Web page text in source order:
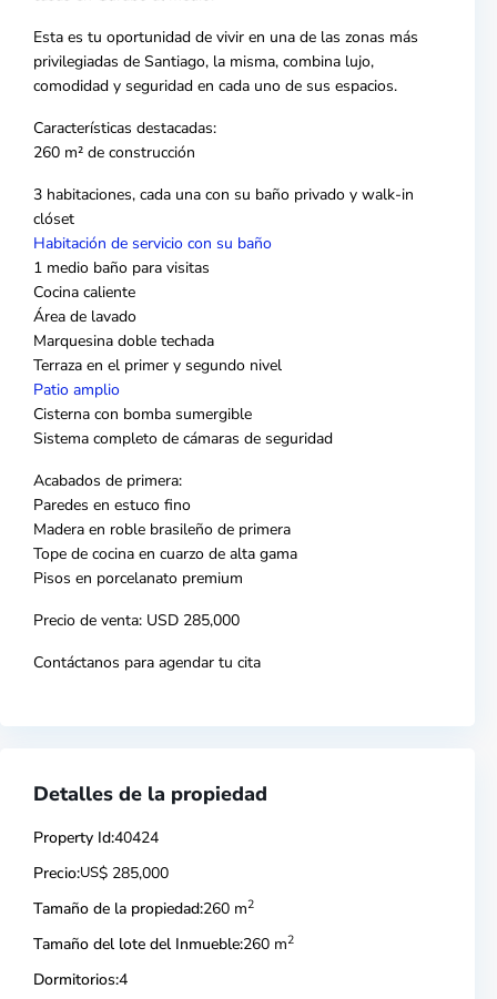
Esta es tu oportunidad de vivir en una de las zonas más
privilegiadas de Santiago, la misma, combina lujo,
comodidad y seguridad en cada uno de sus espacios.
Características destacadas:
260 m² de construcción
3 habitaciones, cada una con su baño privado y walk-in
clóset
Habitación de servicio con su baño
1 medio baño para visitas
Cocina caliente
Área de lavado
Marquesina doble techada
Terraza en el primer y segundo nivel
Patio amplio
Cisterna con bomba sumergible
Sistema completo de cámaras de seguridad
Acabados de primera:
Paredes en estuco fino
Madera en roble brasileño de primera
Tope de cocina en cuarzo de alta gama
Pisos en porcelanato premium
Precio de venta: USD 285,000
Contáctanos para agendar tu cita
Detalles de la propiedad
Property Id:40424
Precio:US$ 285,000
Tamaño de la propiedad:260 m2
Tamaño del lote del Inmueble:260 m2
Dormitorios:4